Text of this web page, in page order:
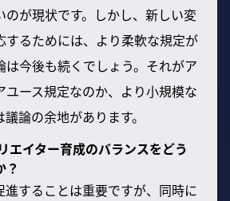
のが現状です。しかし、新しい変
するためには、より柔軟な規定が
は今後も続くでしょう。それがア
ユース規定なのか、より小規模な
論の余地があります。
エイター育成のバランスをどう
？
することは重要ですが、同時に